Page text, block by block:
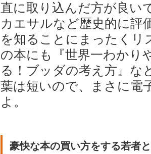
直に取り込んだ方が良い
カエサルなど歴史的に評
を知ることにまったくリ
の本にも『世界一わかり
る！ブッダの考え方』な
葉は短いので、まさに電
よ。
豪快な本の買い方をする若者